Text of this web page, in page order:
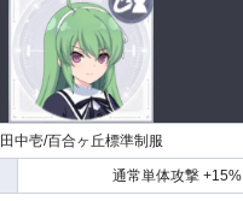
田中壱/百合ヶ丘標準制服
通常単体攻撃 +15%